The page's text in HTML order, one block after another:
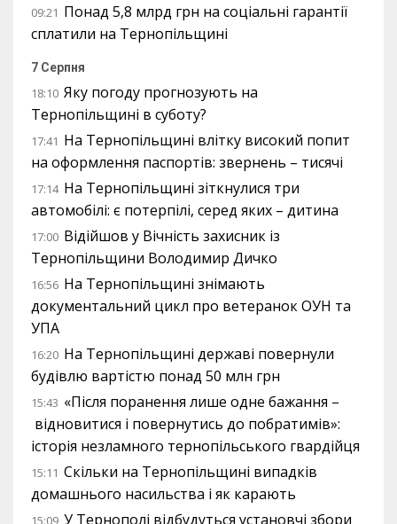
09:21 Понад 5,8 млрд грн на соціальні гарантії
сплатили на Тернопільщині
7 Серпня
18:10 Яку погоду прогнозують на
Тернопільщині в суботу?
17:41 На Тернопільщині влітку високий попит
на оформлення паспортів: звернень – тисячі
17:14 На Тернопільщині зіткнулися три
автомобілі: є потерпілі, серед яких – дитина
17:00 Відійшов у Вічність захисник із
Тернопільщини Володимир Дичко
16:56 На Тернопільщині знімають
документальний цикл про ветеранок ОУН та
УПА
16:20 На Тернопільщині державі повернули
будівлю вартістю понад 50 млн грн
15:43 «Після поранення лише одне бажання –
відновитися і повернутись до побратимів»:
історія незламного тернопільського гвардійця
15:11 Скільки на Тернопільщині випадків
домашнього насильства і як карають
15:09 У Тернополі відбудуться установчі збори